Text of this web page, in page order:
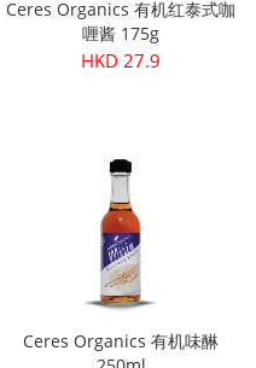
Ceres Organics 有机红泰式咖
喱酱 175g
HKD 27.9
Ceres Organics 有机味醂